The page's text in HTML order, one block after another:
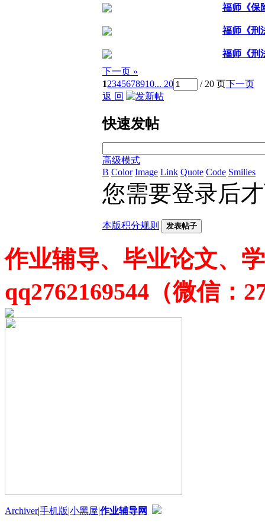
福师《保
福师《刑
福师《刑
下一页 »
12345678910... 20 / 20 页下一页
返 回
快速发帖
高级模式
B Color Image Link Quote Code Smilies
您需要登录后
本版积分规则 发表帖子
作业辅导、毕业论文、
qq2762169544（微信：
Archiver|手机版|小黑屋|作业辅导网